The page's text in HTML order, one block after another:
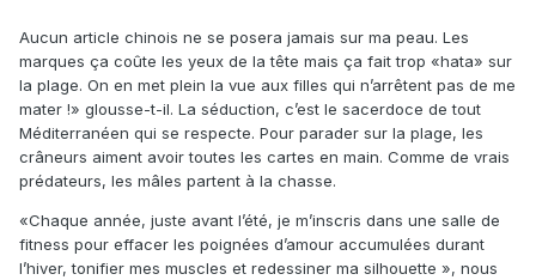
Aucun article chinois ne se posera jamais sur ma peau. Les
marques ça coûte les yeux de la tête mais ça fait trop «hata» sur
la plage. On en met plein la vue aux filles qui n’arrêtent pas de me
mater !» glousse-t-il. La séduction, c’est le sacerdoce de tout
Méditerranéen qui se respecte. Pour parader sur la plage, les
crâneurs aiment avoir toutes les cartes en main. Comme de vrais
prédateurs, les mâles partent à la chasse.
«Chaque année, juste avant l’été, je m’inscris dans une salle de
fitness pour effacer les poignées d’amour accumulées durant
l’hiver, tonifier mes muscles et redessiner ma silhouette », nous